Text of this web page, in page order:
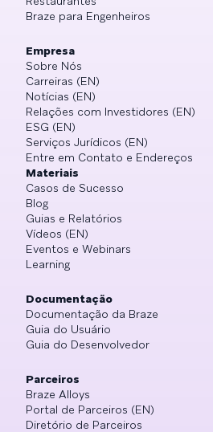
Braze para Engenheiros
Empresa
Sobre Nós
Carreiras (EN)
Notícias (EN)
Relações com Investidores (EN)
ESG (EN)
Serviços Jurídicos (EN)
Entre em Contato e Endereços
Materiais
Casos de Sucesso
Blog
Guias e Relatórios
Vídeos (EN)
Eventos e Webinars
Learning
Documentação
Documentação da Braze
Guia do Usuário
Guia do Desenvolvedor
Parceiros
Braze Alloys
Portal de Parceiros (EN)
Diretório de Parceiros